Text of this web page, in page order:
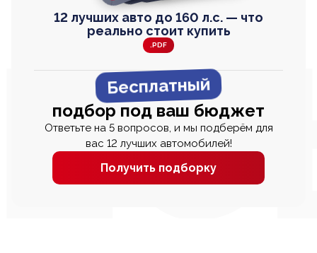
12 лучших авто до 160 л.с. — что
реально стоит купить
.PDF
Бесплатный
подбор под ваш бюджет
Ответьте на 5 вопросов, и мы подберём для
вас 12 лучших автомобилей!
Получить подборку